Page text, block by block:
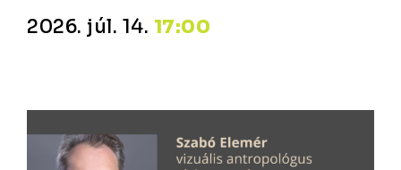
2026. júl. 14. 17:00